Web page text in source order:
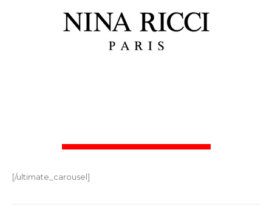
[/ultimate_carousel]